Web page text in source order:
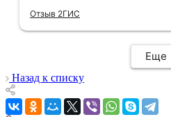
компанию, где я могу
меня интервал времени,
день🙏 Не могу не
монтаж дверей, спасибо
его труд!!!
Отзыв 2ГИС
Еще
Назад к списку